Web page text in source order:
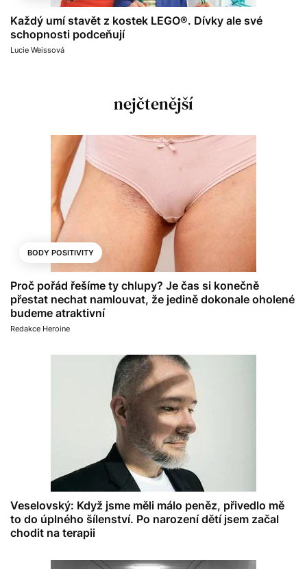
Každý umí stavět z kostek LEGO®. Dívky ale své
schopnosti podceňují
Lucie Weissová
nejčtenější
BODY POSITIVITY
Proč pořád řešíme ty chlupy? Je čas si konečně
přestat nechat namlouvat, že jedině dokonale oholené
budeme atraktivní
Redakce Heroine
Veselovský: Když jsme měli málo peněz, přivedlo mě
to do úplného šílenství. Po narození dětí jsem začal
chodit na terapii